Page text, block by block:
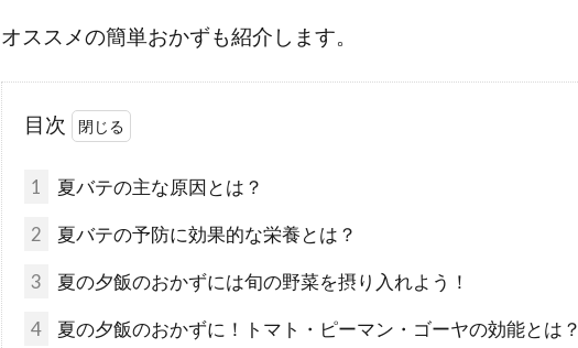
オススメの簡単おかずも紹介します。
目次
1 夏バテの主な原因とは？
2 夏バテの予防に効果的な栄養とは？
3 夏の夕飯のおかずには旬の野菜を摂り入れよう！
4 夏の夕飯のおかずに！トマト・ピーマン・ゴーヤの効能とは？